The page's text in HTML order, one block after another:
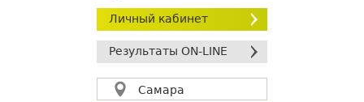
Личный кабинет
Результаты ON-LINE
Самара